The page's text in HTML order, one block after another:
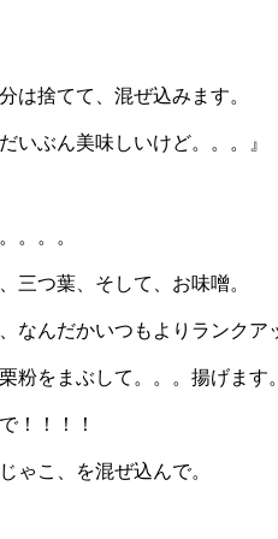
は捨てて、混ぜ込みます。
いぶん美味しいけど。。。』
。。。
三つ葉、そして、お味噌。
なんだかいつもよりランクア
粉をまぶして。。。揚げます。
！！！！
ゃこ、を混ぜ込んで。